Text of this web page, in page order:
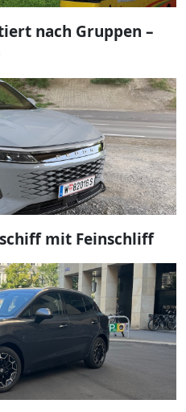
nach Gruppen –
mit Feinschliff